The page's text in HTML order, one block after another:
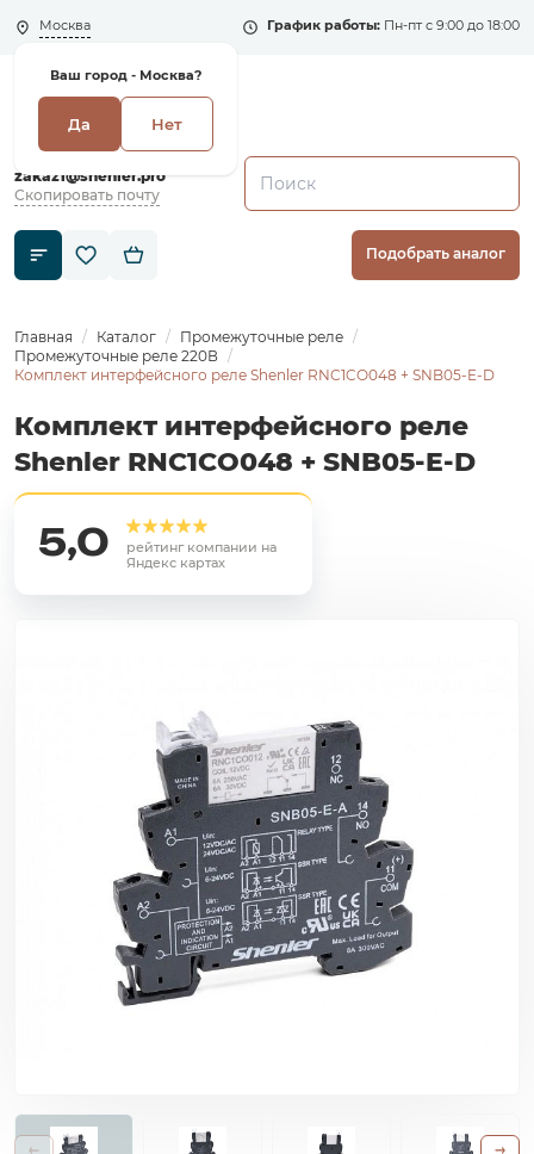
Москва
Ваш город - Москва?
Да Нет
График работы: Пн-пт с 9:00 до 18:00
+7 (495) 135-135-5
zakaz1@shenler.pro
Скопировать почту
Подобрать аналог
Главная Каталог
Промежуточные реле
Промежуточные реле 220В
Комплект интерфейсного реле Shenler RNC1CO048 + SNB05-E-D
Комплект интерфейсного реле
Shenler RNC1CO048 + SNB05-E-D
5,0
рейтинг компании на
Яндекс картах